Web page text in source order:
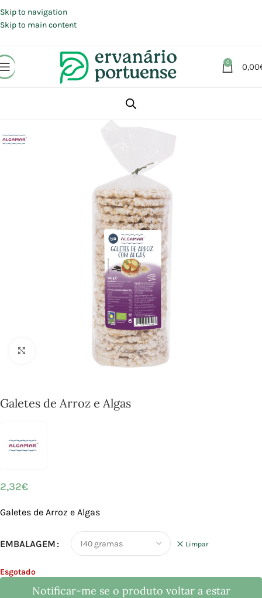
Skip to navigation
Skip to main content
0 0,00
Alimentação
Galetes de Arroz e Algas
2,32€
Galetes de Arroz e Algas
EMBALAGEM Limpar
Esgotado
Notificar-me se o produto voltar a estar